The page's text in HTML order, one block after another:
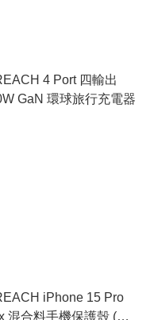
4 Port 四輸出
GaN 環球旅行充電器
iPhone 15 Pro
混合料手機保護殼 (黑